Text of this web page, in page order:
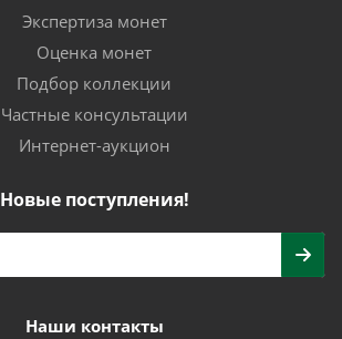
Экспертиза монет
Оценка монет
Подбор коллекции
Частные консультации
Интернет-аукцион
Новые поступления!
Наши контакты